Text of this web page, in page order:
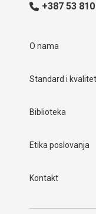
+387 53
O nama
Standard i kvalitet
Biblioteka
Etika poslovanja
Kontakt